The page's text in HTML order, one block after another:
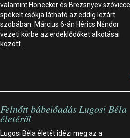
valamint Honecker és Brezsnyev szóviccel
spékelt csókja látható az eddig lezárt
szobában. Március 6-án Hérics Nándor
vezeti körbe az érdeklődőket alkotásai
között.
Felnőtt bábelőadás Lugosi Béla
életéről
Lugosi Béla életét idézi meg az a